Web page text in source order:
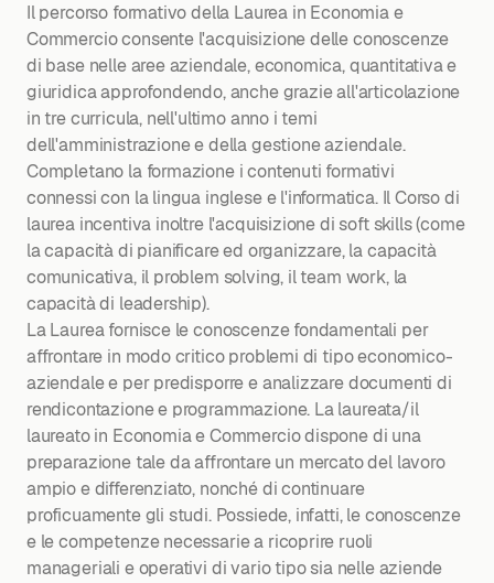
Il percorso formativo della Laurea in Economia e
Commercio consente l'acquisizione delle conoscenze
di base nelle aree aziendale, economica, quantitativa e
giuridica approfondendo, anche grazie all'articolazione
in tre curricula, nell'ultimo anno i temi
dell'amministrazione e della gestione aziendale.
Completano la formazione i contenuti formativi
connessi con la lingua inglese e l'informatica. Il Corso di
laurea incentiva inoltre l'acquisizione di soft skills (come
la capacità di pianificare ed organizzare, la capacità
comunicativa, il problem solving, il team work, la
capacità di leadership).
La Laurea fornisce le conoscenze fondamentali per
affrontare in modo critico problemi di tipo economico-
aziendale e per predisporre e analizzare documenti di
rendicontazione e programmazione. La laureata/il
laureato in Economia e Commercio dispone di una
preparazione tale da affrontare un mercato del lavoro
ampio e differenziato, nonché di continuare
proficuamente gli studi. Possiede, infatti, le conoscenze
e le competenze necessarie a ricoprire ruoli
manageriali e operativi di vario tipo sia nelle aziende